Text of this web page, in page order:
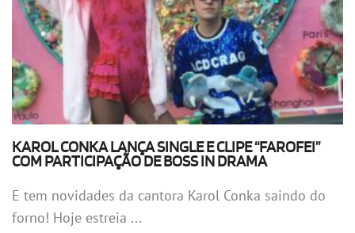
KAROL CONKA LANÇA SINGLE E CLIPE “FAROFEI”
COM PARTICIPAÇÃO DE BOSS IN DRAMA
E tem novidades da cantora Karol Conka saindo do
forno! Hoje estreia ...